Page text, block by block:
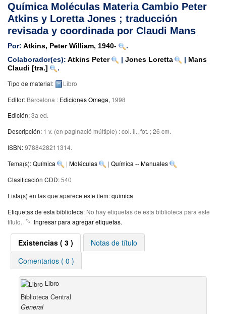
Química Moléculas Materia Cambio Peter
Atkins y Loretta Jones ; traducción
revisada y coordinada por Claudi Mans
Por: Atkins, Peter William, 1940-
.
Colaborador(es): Atkins Peter | Jones Loretta | Mans
Claudi [tra.] .
Tipo de material:
Libro
Editor: Barcelona : Ediciones Omega, 1998
Edición:3a ed.
Descripción: 1 v. (en paginació múltiple) : col. il., fot. ; 26 cm.
ISBN:9788428211314.
Tema(s):Química | Moléculas | Química -- Manuales
Clasificación CDD:540
Lista(s) en las que aparece este ítem:quimica
Etiquetas de esta biblioteca: No hay etiquetas de esta biblioteca para este
título.
Ingresar para agregar etiquetas.
Existencias( 3 )
Notas de título
Comentarios ( 0 )
Libro
Biblioteca Central
General